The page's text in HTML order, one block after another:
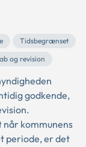
Tidsbegrænset
og revision
godkende,
kommunens
periode, er det